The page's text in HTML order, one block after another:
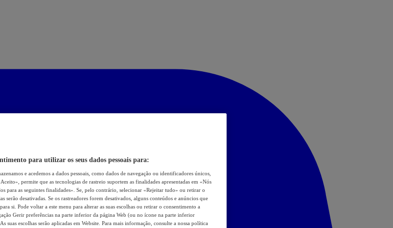
para utilizar os seus dados pessoais para:
e acedemos a dados pessoais, como dados de navegação ou identificadores únicos,
permite que as tecnologias de rastreio suportem as finalidades apresentadas em «Nós
para as seguintes finalidades». Se, pelo contrário, selecionar «Rejeitar tudo» ou retirar o
serão desativadas. Se os rastreadores forem desativados, alguns conteúdos e anúncios que
si. Pode voltar a este menu para alterar as suas escolhas ou retirar o consentimento a
Gerir preferências na parte inferior da página Web (ou no ícone na parte inferior
suas escolhas serão aplicadas em Website. Para mais informação, consulte a nossa política